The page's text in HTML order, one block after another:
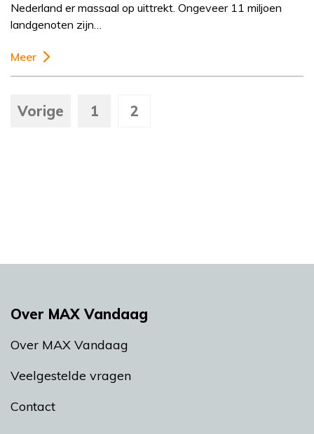
Nederland er massaal op uittrekt. Ongeveer 11 miljoen
landgenoten zijn…
Meer
Vorige 1 2
Over MAX Vandaag
Over MAX Vandaag
Veelgestelde vragen
Contact